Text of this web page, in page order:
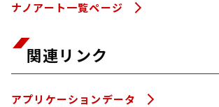
ナノアート一覧ページ
関連リンク
アプリケーションデータ